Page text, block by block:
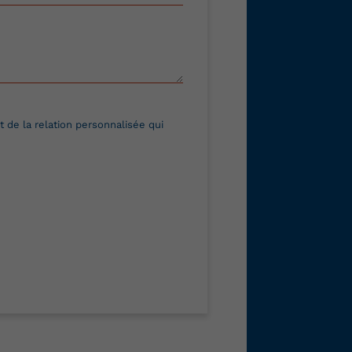
de la relation personnalisée qui